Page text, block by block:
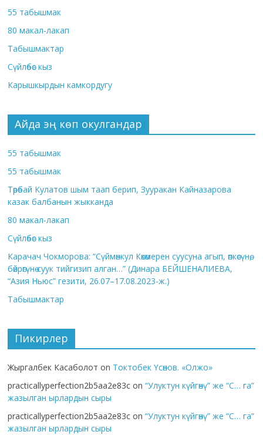
55 табышмак
80 макал-лакап
Табышмактар
Сүйлөбөс кыз
Карышкырдын камкордугу
Айда эң көп окулгандар
55 табышмак
55 табышмак
Төрөбай Кулатов шым таап берип, Зууракан Кайназарова
казак балбанын жыкканда
80 макал-лакап
Сүйлөбөс кыз
Карачач Чокморова: “Сүймөнкул Көкөмерен суусуна агып, өпкөсүнө,
бөйрөгүнө суук тийгизип алган…” (Динара БЕЙШЕНАЛИЕВА,
“Азия Ньюс” гезити, 26.07–17.08.2023-ж.)
Табышмактар
Пикирлер
Жыргалбек Касаболот on Токтобек Үсөнов. «Олжо»
practicallyperfection2b5aa2e83c on“Улуктун күйгөнү” же “С… га”
жазылган ырлардын сыры
practicallyperfection2b5aa2e83c on“Улуктун күйгөнү” же “С… га”
жазылган ырлардын сыры